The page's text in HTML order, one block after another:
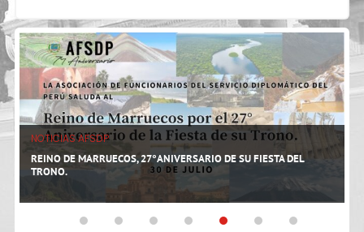
NOTICIAS AFSDP
REINO DE MARRUECOS, 27°ANIVERSARIO DE SU FIESTA DEL
TRONO.